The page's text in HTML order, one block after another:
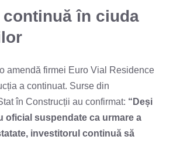
în ciuda
amendă firmei Euro Vial Residence
a continuat. Surse din
în Construcții au confirmat: “Deși
oficial suspendate ca urmare a
investitorul continuă să